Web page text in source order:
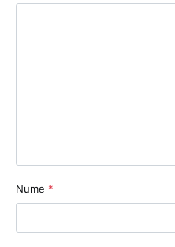
Nume *